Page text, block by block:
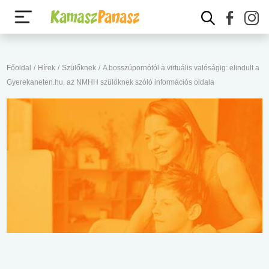
Főoldal / Hírek / Szülőknek / A bosszúpornótól a virtuális valóságig: elindult a
Gyerekaneten.hu, az NMHH szülőknek szóló információs oldala